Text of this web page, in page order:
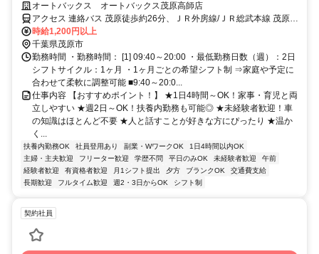
トバックスのお仕事になります！
オートバックス オートバックス茂原高師店
アクセス 連絡バス 茂原徒歩約26分、ＪＲ外房線/ＪＲ総武本線 茂原南
口徒歩約26分、ＪＲ外房線/ＪＲ総武本線 新茂原徒歩約27分
時給1,200円以上
千葉県茂原市
勤務時間 ・勤務時間： [1] 09:40～20:00 ・最低勤務日数（週）：2日
シフトサイクル：1ヶ月 ・1ヶ月ごとの希望シフト制 ⇒家庭や予定に
合わせて柔軟に調整可能 ■9:40～20:0...
仕事内容 【おすすめポイント！】 ★1日4時間～OK！家事・育児と両
立しやすい ★週2日～OK！扶養内勤務も可能◎ ★未経験者歓迎！車
の知識はほとんど不要 ★人と話すことが好きな方にぴったり ★温か
く...
扶養内勤務OK 社員登用あり 副業・WワークOK
1日4時間以内OK
主婦・主夫歓迎
フリーター歓迎 学歴不問 平日のみOK 未経験者歓迎
午前
経験者歓迎
有資格者歓迎 月1シフト提出 夕方 ブランクOK
交通費支給
長期歓迎
フルタイム歓迎 週2・3日からOK シフト制
契約社員